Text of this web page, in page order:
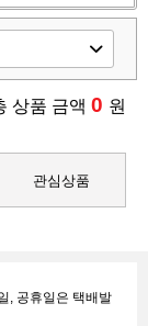
상품 금액 0 원
관심상품
, 공휴일은 택배발